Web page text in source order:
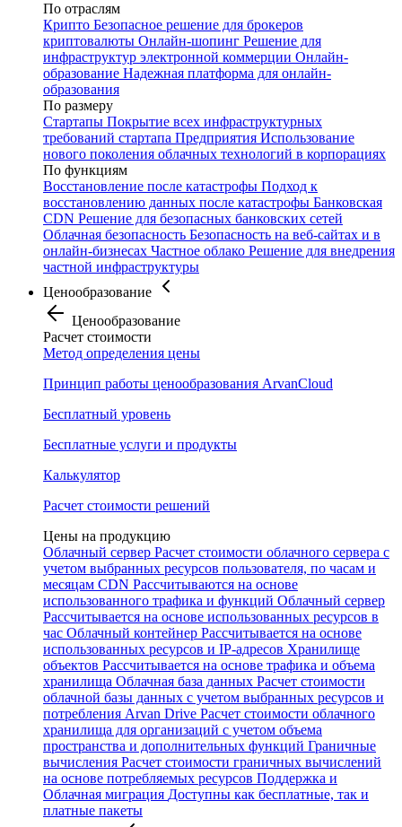
По отраслям
Крипто Безопасное решение для брокеров
криптовалюты Онлайн-шопинг Решение для
инфраструктур электронной коммерции Онлайн-
образование Надежная платформа для онлайн-
образования
По размеру
Стартапы Покрытие всех инфраструктурных
требований стартапа Предприятия Использование
нового поколения облачных технологий в корпорациях
По функциям
Восстановление после катастрофы Подход к
восстановлению данных после катастрофы Банковская
CDN Решение для безопасных банковских сетей
Облачная безопасность Безопасность на веб-сайтах и в
онлайн-бизнесах Частное облако Решение для внедрения
частной инфраструктуры
Ценообразование
Ценообразование
Расчет стоимости
Метод определения цены
Принцип работы ценообразования ArvanCloud
Бесплатный уровень
Бесплатные услуги и продукты
Калькулятор
Расчет стоимости решений
Цены на продукцию
Облачный сервер Расчет стоимости облачного сервера с
учетом выбранных ресурсов пользователя, по часам и
месяцам CDN Рассчитываются на основе
использованного трафика и функций Облачный сервер
Рассчитывается на основе использованных ресурсов в
час Облачный контейнер Рассчитывается на основе
использованных ресурсов и IP-адресов Хранилище
объектов Рассчитывается на основе трафика и объема
хранилища Облачная база данных Расчет стоимости
облачной базы данных с учетом выбранных ресурсов и
потребления Arvan Drive Расчет стоимости облачного
хранилища для организаций с учетом объема
пространства и дополнительных функций Граничные
вычисления Расчет стоимости граничных вычислений
на основе потребляемых ресурсов Поддержка и
Облачная миграция Доступны как бесплатные, так и
платные пакеты